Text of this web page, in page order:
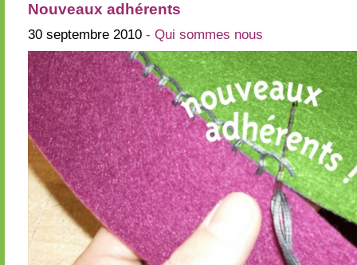
Nouveaux adhérents
30 septembre 2010 - Qui sommes nous